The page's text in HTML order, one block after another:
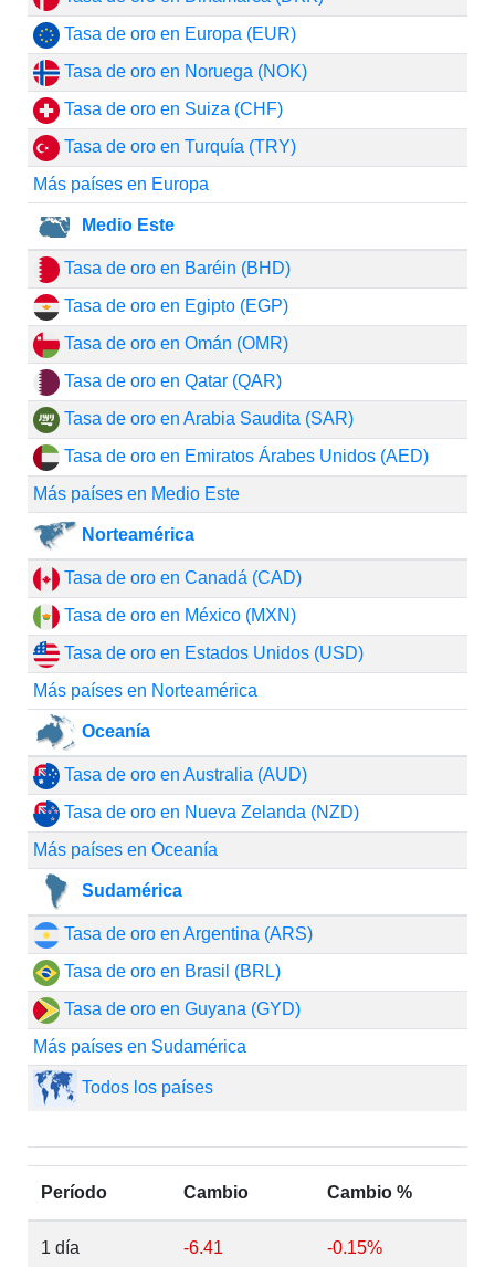
Tasa de oro en Europa (EUR)
Tasa de oro en Noruega (NOK)
Tasa de oro en Suiza (CHF)
Tasa de oro en Turquía (TRY)
Más países en Europa
Medio Este
Tasa de oro en Baréin (BHD)
Tasa de oro en Egipto (EGP)
Tasa de oro en Omán (OMR)
Tasa de oro en Qatar (QAR)
Tasa de oro en Arabia Saudita (SAR)
Tasa de oro en Emiratos Árabes Unidos (AED)
Más países en Medio Este
Norteamérica
Tasa de oro en Canadá (CAD)
Tasa de oro en México (MXN)
Tasa de oro en Estados Unidos (USD)
Más países en Norteamérica
Oceanía
Tasa de oro en Australia (AUD)
Tasa de oro en Nueva Zelanda (NZD)
Más países en Oceanía
Sudamérica
Tasa de oro en Argentina (ARS)
Tasa de oro en Brasil (BRL)
Tasa de oro en Guyana (GYD)
Más países en Sudamérica
Todos los países
Período Cambio Cambio %
1 día -6.41 -0.15%